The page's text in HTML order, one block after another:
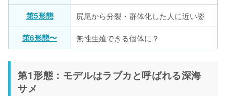
第5形態
尻尾から分裂・群体化した人に近い姿
第6形態〜
無性生殖できる個体に？
第1形態：モデルはラブカと呼ばれる深海
サメ